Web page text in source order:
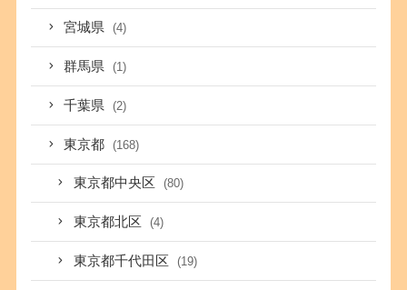
宮城県 (4)
群馬県 (1)
千葉県 (2)
東京都 (168)
東京都中央区 (80)
東京都北区 (4)
東京都千代田区 (19)